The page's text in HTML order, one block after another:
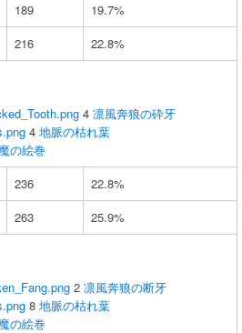
189
19.7%
216
22.8%
4 凛風奔狼の砕牙
4 地脈の枯れ葉
の絵巻
236
22.8%
263
25.9%
2 凛風奔狼の断牙
8 地脈の枯れ葉
の絵巻